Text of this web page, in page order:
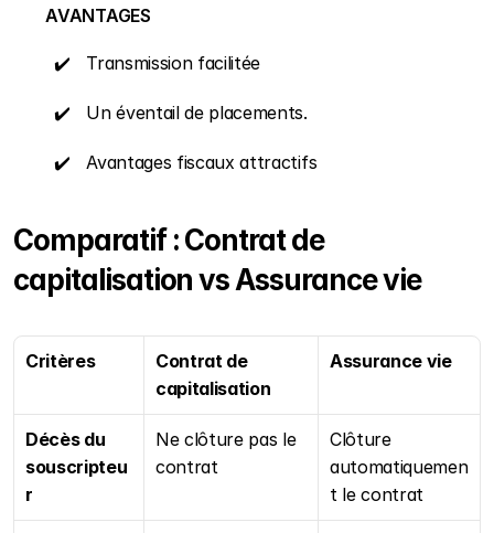
AVANTAGES
✔️   Transmission facilitée
✔️   Un éventail de placements.
✔️   Avantages fiscaux attractifs
Comparatif : Contrat de
capitalisation vs Assurance vie
Critères
Contrat de
capitalisation
Assurance vie
Décès du
souscripteu
r
Ne clôture pas le
contrat
Clôture
automatiquemen
t le contrat